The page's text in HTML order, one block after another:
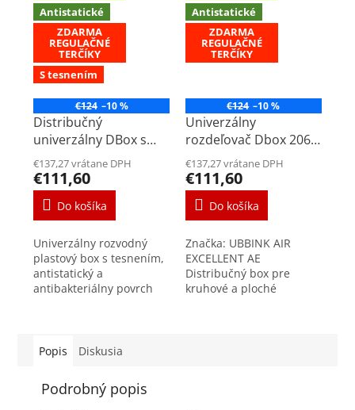
Antistatické
ZDARMA
REGULAČNÉ
TERČÍKY
S tesnením
€124 –10 %
Distribučný
univerzálny DBox s
tesnením DN125-
200mm
€137,27 vrátane DPH
€111,60
Do košíka
Univerzálny rozvodný
plastový box s tesnením,
antistatický a
antibakteriálny povrch
efektívne distribuoval
Antistatické
ZDARMA
REGULAČNÉ
TERČÍKY
€124 –10 %
Univerzálny
rozdeľovač Dbox 206
(6x)
€137,27 vrátane DPH
€111,60
Do košíka
Značka: UBBINK AIR
EXCELLENT AE
Distribučný box pre
kruhové a ploché
Popis Diskusia
Podrobný popis